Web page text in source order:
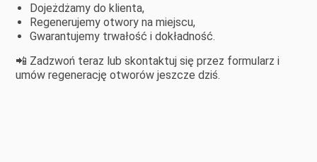
Dojeżdżamy do klienta,
Regenerujemy otwory na miejscu,
Gwarantujemy trwałość i dokładność.
📲 Zadzwoń teraz lub skontaktuj się przez formularz i
umów regenerację otworów jeszcze dziś.